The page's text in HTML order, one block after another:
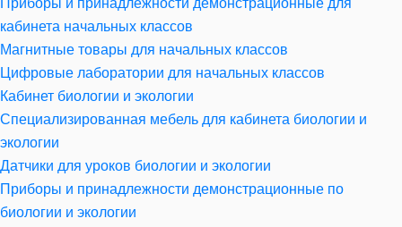
Приборы и принадлежности демонстрационные для
кабинета начальных классов
Магнитные товары для начальных классов
Цифровые лаборатории для начальных классов
Кабинет биологии и экологии
Специализированная мебель для кабинета биологии и
экологии
Датчики для уроков биологии и экологии
Приборы и принадлежности демонстрационные по
биологии и экологии